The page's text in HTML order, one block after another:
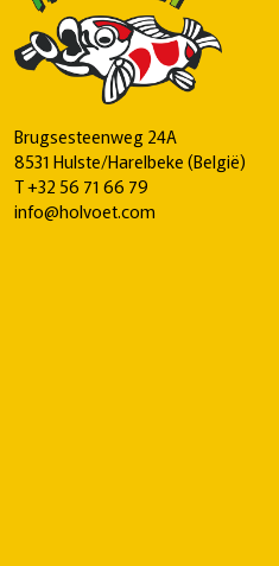
Brugsesteenweg 24A
8531 Hulste/Harelbeke (België)
T+32 56 71 66 79
info@holvoet.com